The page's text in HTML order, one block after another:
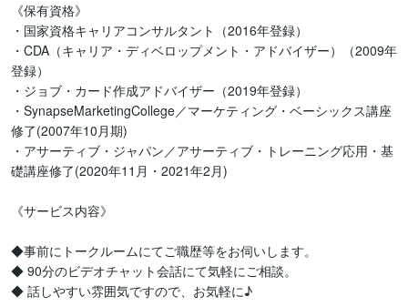
《保有資格》
・国家資格キャリアコンサルタント（2016年登録）
・CDA（キャリア・ディベロップメント・アドバイザー）（2009年
登録）
・ジョブ・カード作成アドバイザー（2019年登録）
・SynapseMarketingCollege／マーケティング・ベーシックス講座
修了(2007年10月期)
・アサーティブ・ジャパン／アサーティブ・トレーニング応用・基
礎講座修了(2020年11月・2021年2月)
《サービス内容》
◆事前にトークルームにてご職歴等をお伺いします。
◆ 90分のビデオチャット会話にて気軽にご相談。
◆ 話しやすい雰囲気ですので、お気軽に♪